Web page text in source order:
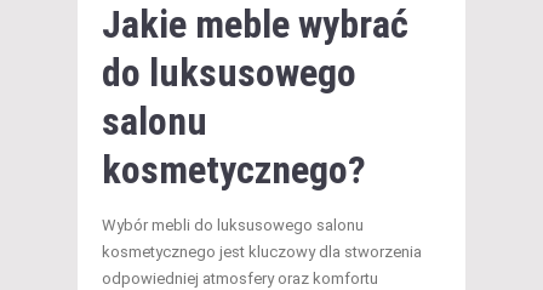
Jakie meble wybrać
do luksusowego
salonu
kosmetycznego?
Wybór mebli do luksusowego salonu
kosmetycznego jest kluczowy dla stworzenia
odpowiedniej atmosfery oraz komfortu